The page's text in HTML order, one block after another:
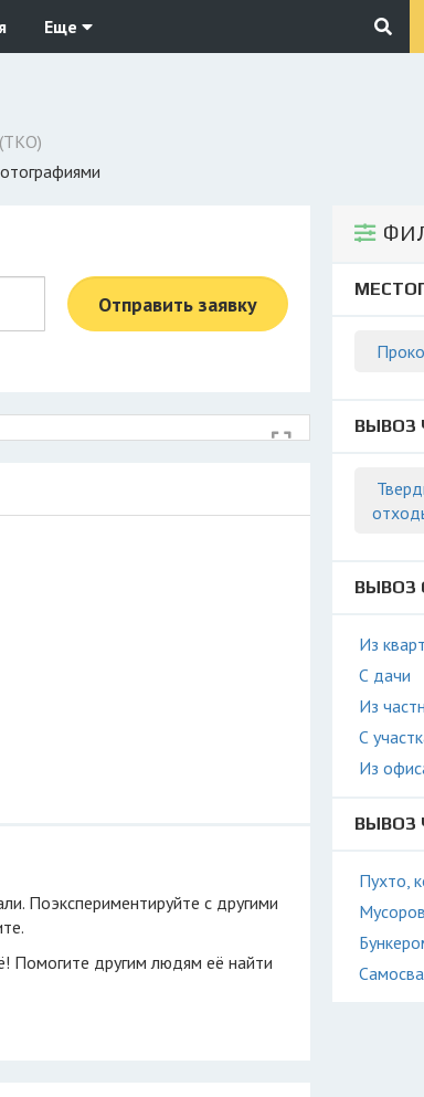
Еще
ВЫВОЗ
ВЫВОЗ
Из
С дачи
Из
С
Из
ВЫВОЗ
Пухто,
Отправить заявку
Поэкспериментируйте с другими
Помогите другим людям её найти